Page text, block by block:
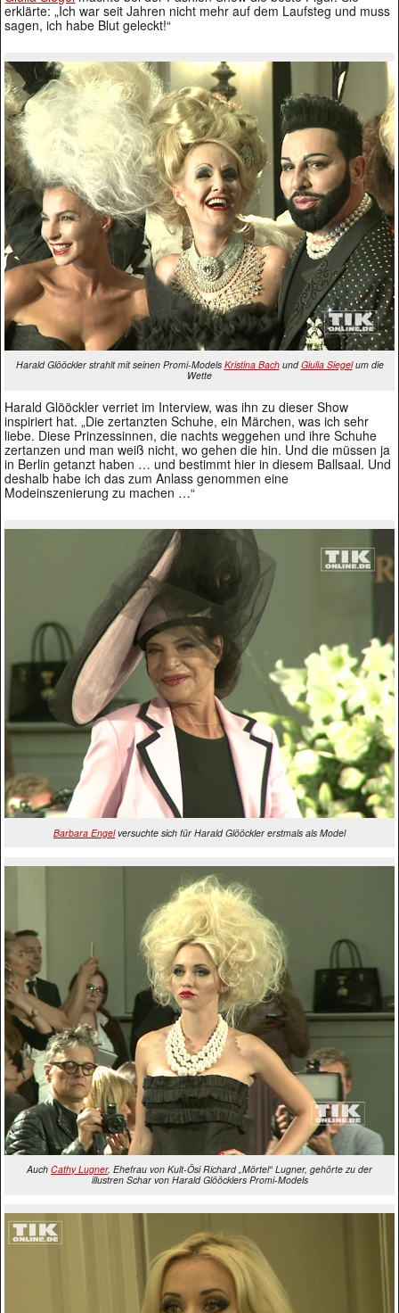
erklärte: „Ich war seit Jahren nicht mehr auf dem Laufsteg und muss
sagen, ich habe Blut geleckt!“
Harald Glööckler strahlt mit seinen Promi-Models Kristina BachundGiulia Siegelum die
Wette
Harald Glööckler verriet im Interview, was ihn zu dieser Show
inspiriert hat. „Die zertanzten Schuhe, ein Märchen, was ich sehr
liebe. Diese Prinzessinnen, die nachts weggehen und ihre Schuhe
zertanzen und man weiß nicht, wo gehen die hin. Und die müssen ja
in Berlin getanzt haben … und bestimmt hier in diesem Ballsaal. Und
deshalb habe ich das zum Anlass genommen eine
Modeinszenierung zu machen …“
Barbara Engelversuchte sich für Harald Glööckler erstmals als Model
Auch Cathy Lugner, Ehefrau von Kult-Ösi Richard „Mörtel“ Lugner, gehörte zu der
illustren Schar von Harald Glööcklers Promi-Models